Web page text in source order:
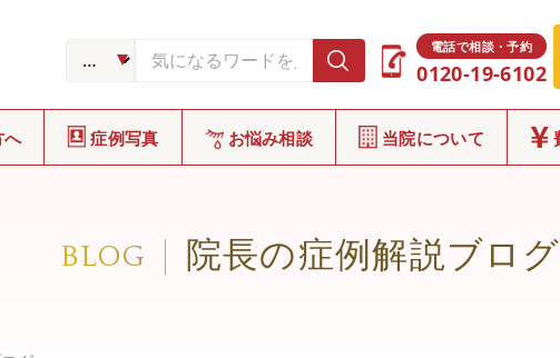
電話で相談・予約
0120-19-6102
へ 症例写真 お悩み相談 当院について
BLOG 院長の症例解説ブログ